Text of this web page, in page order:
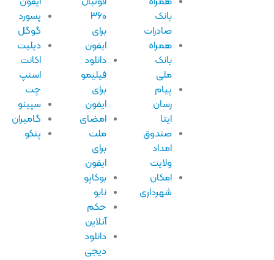
صادرات
همراه
پیام
رسان
صندوق
امداد
ولایت
امکان
شهرداری
ایفون
دانلود
فیلیمو
ایفون
امضای
ایفون
بوکاپو
نابو
حکم
آنلاین
دانلود
دیجی
پسورد
گوگل
دیلیت
اکانت
اسنپ
سپینو
گامیران
پنکو